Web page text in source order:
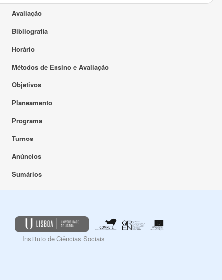
Avaliação
Bibliografia
Horário
Métodos de Ensino e Avaliação
Objetivos
Planeamento
Programa
Turnos
Anúncios
Sumários
Instituto de Ciências Sociais